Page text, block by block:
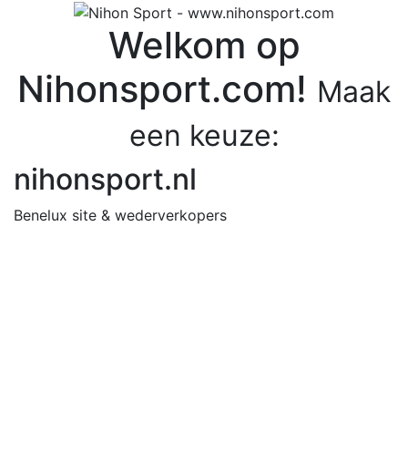
Welkom op
Nihonsport.com! Maak
een keuze:
nihonsport.nl
Benelux site & wederverkopers